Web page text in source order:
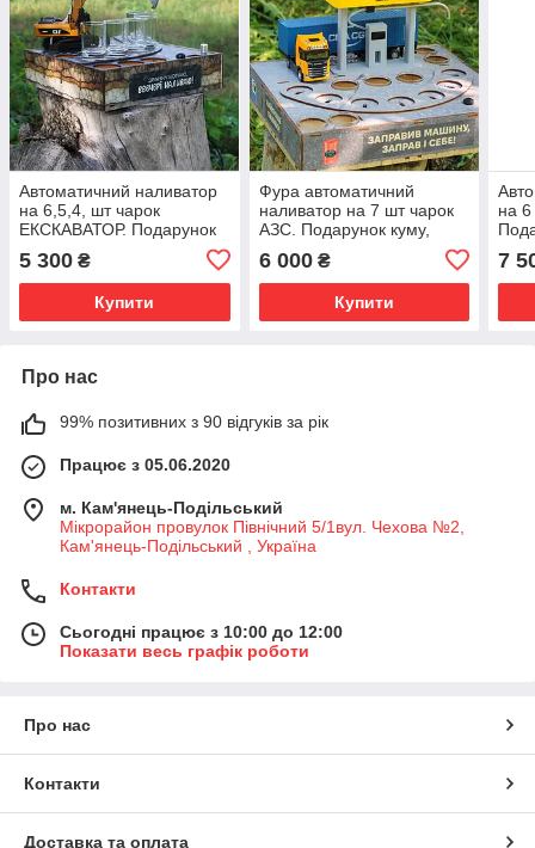
Автоматичний наливатор
на 6,5,4, шт чарок
ЕКСКАВАТОР. Подарунок
для кума, брата, чоловіка
чи день народження
5 300 ₴
Купити
Фура автоматичний
наливатор на 7 шт чарок
АЗС. Подарунок куму,
брату, чоловіку чи на день
народження
6 000₴
Купити
на
7
Про нас
99% позитивних з 90 відгуків за рік
Працює з 05.06.2020
м. Кам'янець-Подільський
Мікрорайон провулок Північний 5/1вул. Чехова №2,
Кам'янець-Подільський , Україна
Контакти
Сьогодні працює з 10:00 до 12:00
Показати весь графік роботи
Про нас
Контакти
Доставка та оплата